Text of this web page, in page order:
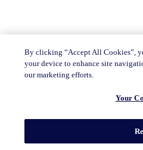
By clicking “Accept All Cookies”,
your device to enhance site
our marketing efforts.
Your